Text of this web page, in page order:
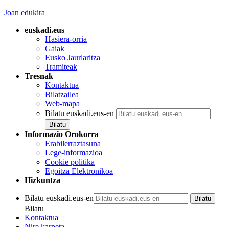
Joan edukira
euskadi.eus
Hasiera-orria
Gaiak
Eusko Jaurlaritza
Tramiteak
Tresnak
Kontaktua
Bilatzailea
Web-mapa
Bilatu euskadi.eus-en
Informazio Orokorra
Erabilerraztasuna
Lege-informazioa
Cookie politika
Egoitza Elektronikoa
Hizkuntza
Bilatu euskadi.eus-en
Bilatu
Kontaktua